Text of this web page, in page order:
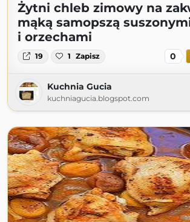
Żytni chleb zimowy na
mąką samopszą
i orzechami
19 1 Zapisz 0
Kuchnia Gucia
kuchniagucia.blogspot.com